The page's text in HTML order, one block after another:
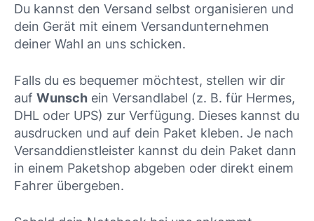
Du kannst den Versand selbst organisieren und
dein Gerät mit einem Versandunternehmen
deiner Wahl an uns schicken.
Falls du es bequemer möchtest, stellen wir dir
auf Wunsch ein Versandlabel (z. B. für Hermes,
DHL oder UPS) zur Verfügung. Dieses kannst du
ausdrucken und auf dein Paket kleben. Je nach
Versanddienstleister kannst du dein Paket dann
in einem Paketshop abgeben oder direkt einem
Fahrer übergeben.